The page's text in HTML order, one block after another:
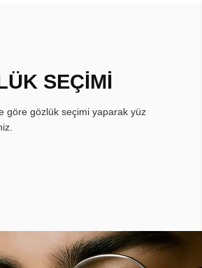
SEÇİMİ
göre gözlük seçimi yaparak yüz